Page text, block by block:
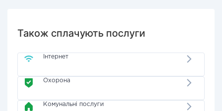
Також сплачують послуги
Інтернет
Охорона
Комунальні послуги